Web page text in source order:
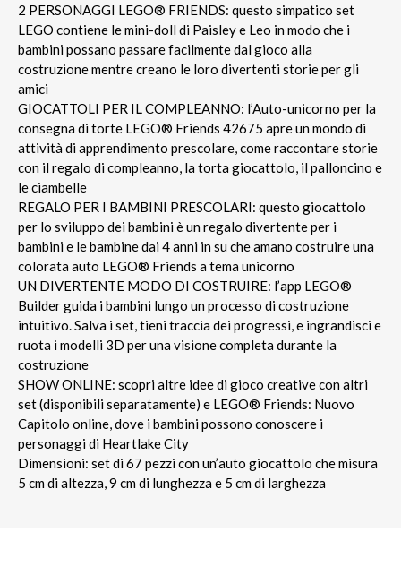
2 PERSONAGGI LEGO® FRIENDS: questo simpatico set
LEGO contiene le mini-doll di Paisley e Leo in modo che i
bambini possano passare facilmente dal gioco alla
costruzione mentre creano le loro divertenti storie per gli
amici
GIOCATTOLI PER IL COMPLEANNO: l’Auto-unicorno per la
consegna di torte LEGO® Friends 42675 apre un mondo di
attività di apprendimento prescolare, come raccontare storie
con il regalo di compleanno, la torta giocattolo, il palloncino e
le ciambelle
REGALO PER I BAMBINI PRESCOLARI: questo giocattolo
per lo sviluppo dei bambini è un regalo divertente per i
bambini e le bambine dai 4 anni in su che amano costruire una
colorata auto LEGO® Friends a tema unicorno
UN DIVERTENTE MODO DI COSTRUIRE: l’app LEGO®
Builder guida i bambini lungo un processo di costruzione
intuitivo. Salva i set, tieni traccia dei progressi, e ingrandisci e
ruota i modelli 3D per una visione completa durante la
costruzione
SHOW ONLINE: scopri altre idee di gioco creative con altri
set (disponibili separatamente) e LEGO® Friends: Nuovo
Capitolo online, dove i bambini possono conoscere i
personaggi di Heartlake City
Dimensioni: set di 67 pezzi con un’auto giocattolo che misura
5 cm di altezza, 9 cm di lunghezza e 5 cm di larghezza